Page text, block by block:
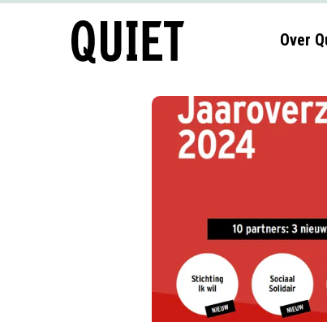
Over